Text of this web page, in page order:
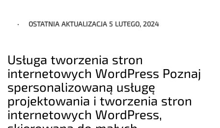
OSTATNIA AKTUALIZACJA 5 LUTEGO, 2024
Usługa tworzenia stron
internetowych WordPress Poznaj
spersonalizowaną usługę
projektowania i tworzenia stron
internetowych WordPress,